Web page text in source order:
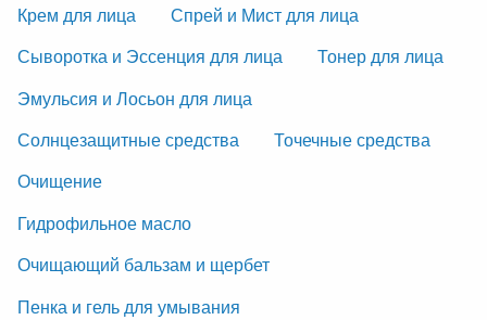
Крем для лица
Спрей и Мист для лица
Сыворотка и Эссенция для лица
Тонер для лица
Эмульсия и Лосьон для лица
Солнцезащитные средства
Точечные средства
Очищение
Гидрофильное масло
Очищающий бальзам и щербет
Пенка и гель для умывания